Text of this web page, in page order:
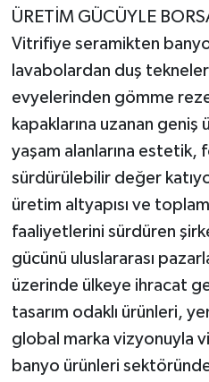
ÜRETİM GÜCÜYLE
Vitrifiye seramikten
lavabolardan duş
evyelerinden gömme
kapaklarına uzanan
yaşam alanlarına estetik,
sürdürülebilir değer
üretim altyapısı ve
faaliyetlerini sürdüren
gücünü uluslararası
üzerinde ülkeye ihracat
tasarım odaklı ürünleri,
global marka vizyonuyla
banyo ürünleri